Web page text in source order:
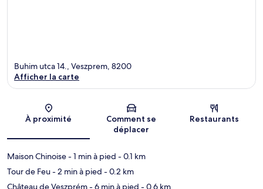
Carte
Buhim utca 14., Veszprem, 8200
Afficher la carte
À proximité
Comment se
déplacer
Restaurants
Maison Chinoise- 1 min à pied - 0.1 km
Tour de Feu- 2 min à pied - 0.2 km
Château de Veszprém- 6 min à pied - 0.6 km